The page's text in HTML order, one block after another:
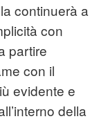
continuerà a
con
partire
con il
evidente e
della